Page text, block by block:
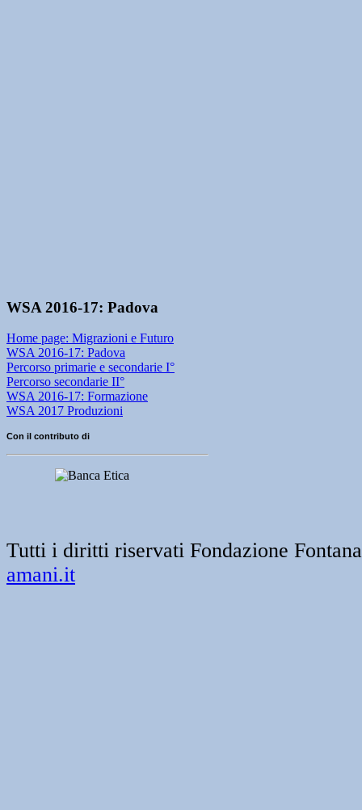
WSA 2016-17: Padova
Home page: Migrazioni e Futuro
WSA 2016-17: Padova
Percorso primarie e secondarie I°
Percorso secondarie II°
WSA 2016-17: Formazione
WSA 2017 Produzioni
Con il contributo di
Tutti i diritti riservati Fondazione
amani.it